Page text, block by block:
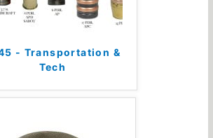
- Transportation &
Tech